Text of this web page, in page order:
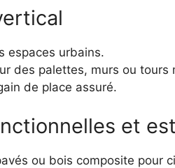
espaces urbains.
des palettes, murs ou tours
de place assuré.
et
ou bois composite pour